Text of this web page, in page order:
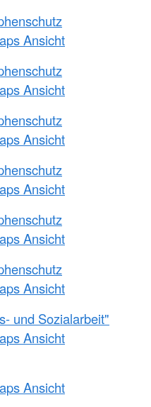
Ansicht
Ansicht
Ansicht
Ansicht
Ansicht
Ansicht
und Sozialarbeit"
Ansicht
Ansicht